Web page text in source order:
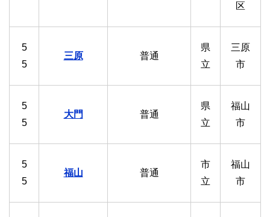
区
5
5
三原 普通
県
立
三原
市
5
5
大門 普通
県
立
福山
市
5
5
福山 普通
市
立
福山
市